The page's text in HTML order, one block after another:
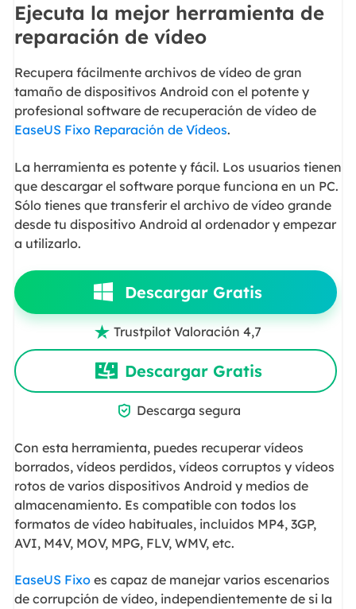
Ejecuta la mejor herramienta de
reparación de vídeo
Recupera fácilmente archivos de vídeo de gran
tamaño de dispositivos Android con el potente y
profesional software de recuperación de vídeo de
EaseUS Fixo Reparación de Vídeos.
La herramienta es potente y fácil. Los usuarios tienen
que descargar el software porque funciona en un PC.
Sólo tienes que transferir el archivo de vídeo grande
desde tu dispositivo Android al ordenador y empezar
a utilizarlo.
Descargar Gratis
 Trustpilot Valoración 4,7
Descargar Gratis
 Descarga segura
Con esta herramienta, puedes recuperar vídeos
borrados, vídeos perdidos, vídeos corruptos y vídeos
rotos de varios dispositivos Android y medios de
almacenamiento. Es compatible con todos los
formatos de vídeo habituales, incluidos MP4, 3GP,
AVI, M4V, MOV, MPG, FLV, WMV, etc.
EaseUS Fixoes capaz de manejar varios escenarios
de corrupción de vídeo, independientemente de si la